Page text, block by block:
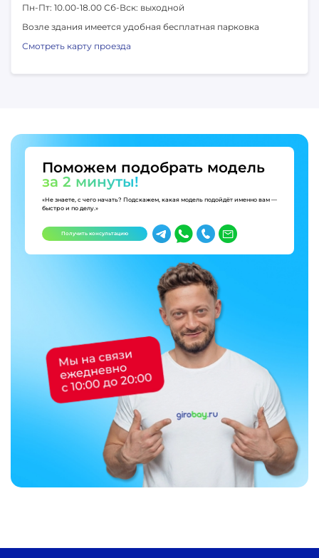
Пн-Пт: 10.00-18.00 Сб-Вск: выходной
Возле здания имеется удобная бесплатная парковка
Смотреть карту проезда
Поможем подобрать модель
за 2 минуты!
«Не знаете, с чего начать? Подскажем, какая модель подойдёт именно вам —
быстро и по делу.»
Получить консультацию